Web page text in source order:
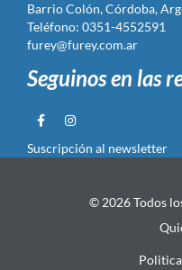
Barrio Colón, Córdoba,
Teléfono: 0351-4552591
furey@furey.com.ar
Seguinos en las
Suscripción al newsletter
© 2026 Todos